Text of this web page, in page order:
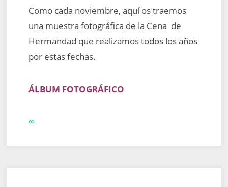
Como cada noviembre, aquí os traemos
una muestra fotográfica de la Cena de
Hermandad que realizamos todos los años
por estas fechas.
ÁLBUM FOTOGRÁFICO
∞